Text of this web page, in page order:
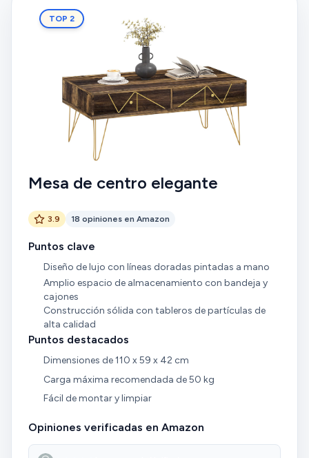
TOP 2
Mesa de centro elegante
3.9 18 opiniones en Amazon
Puntos clave
Diseño de lujo con líneas doradas pintadas a mano
Amplio espacio de almacenamiento con bandeja y
cajones
Construcción sólida con tableros de partículas de
alta calidad
Puntos destacados
Dimensiones de 110 x 59 x 42 cm
Carga máxima recomendada de 50 kg
Fácil de montar y limpiar
Opiniones verificadas en Amazon